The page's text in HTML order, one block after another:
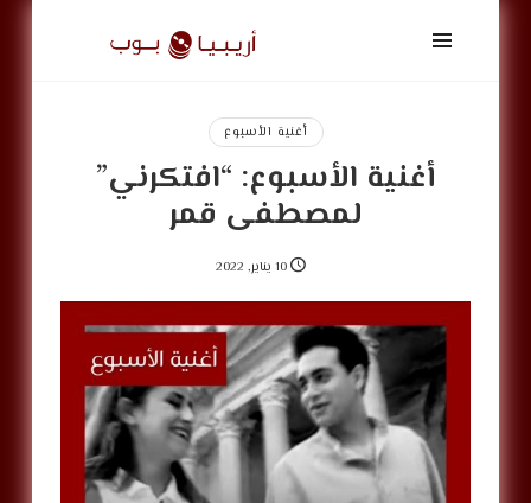
أريبيا
بوب
ArabiaPopأغنية الأسبوع
أغنية الأسبوع: “افتكرني”
لمصطفى قمر
10 يناير, 2022